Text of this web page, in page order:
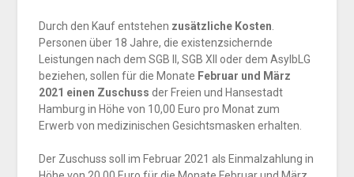
Durch den Kauf entstehen zusätzliche Kosten
Personen über 18 Jahre, die existenzsichernde
Leistungen nach dem SGB II, SGB XII oder dem AsylbLG
beziehen, sollen für die Monate Februar und März
2021 einen Zuschuss der Freien und Hansestadt
Hamburg in Höhe von 10,00 Euro pro Monat zum
Erwerb von medizinischen Gesichtsmasken erhalten.
Der Zuschuss soll im Februar 2021 als Einmalzahlung in